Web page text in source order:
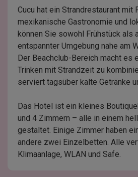
Cucu hat ein Strandrestaurant mit
mexikanische Gastronomie und
können Sie sowohl Frühstück als
entspannter Umgebung nahe am
Der Beachclub-Bereich macht es
Trinken mit Strandzeit zu
serviert tagsüber kalte Getränke
Das Hotel ist ein kleines
und 4 Zimmern – alle in einem
gestaltet. Einige Zimmer haben
andere zwei Einzelbetten. Alle
Klimaanlage, WLAN und Safe.